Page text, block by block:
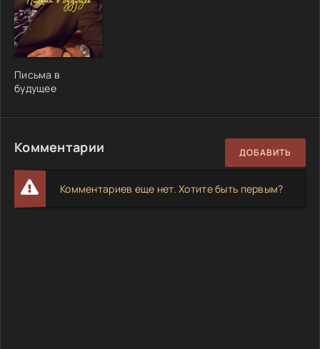
Письма в
будущее
Комментарии ДОБАВИТЬ
Комментариев еще нет. Хотите быть первым?